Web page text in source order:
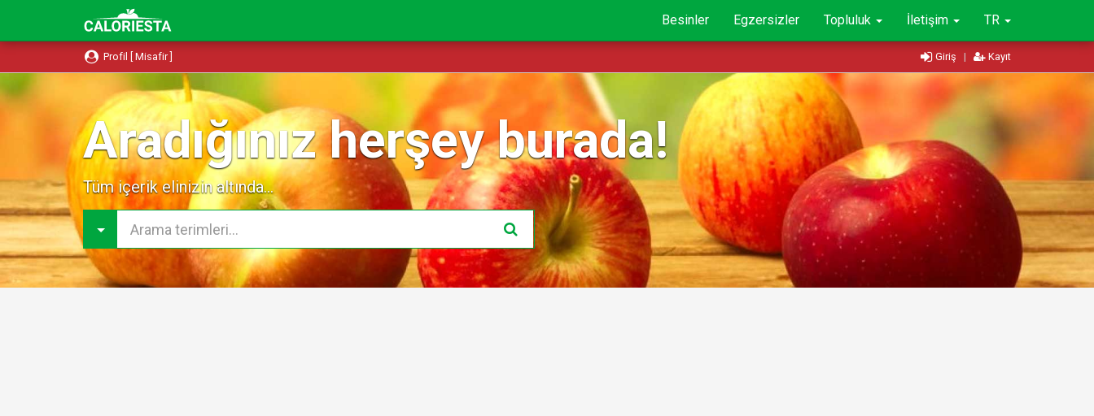
Besinler Egzersizler Topluluk İletişim TR
Profil [ Misafir ] Giriş | Kayıt
Aradığınız herşey burada!
Tüm içerik elinizin altında...